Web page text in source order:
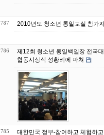
787 2010년도 청소년 통일교실 참가
786
제12회 청소년 통일백일장 전국
합동시상식 성황리에 마쳐
785
대한민국 정부-참여하고 체험하